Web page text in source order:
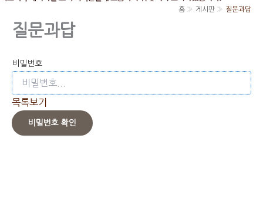
홈 게시판 질문과답
질문과답
비밀번호
목록보기
비밀번호 확인